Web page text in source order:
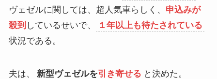
ヴェゼルに関しては、超人気車らしく、 申込みが
殺到 しているせいで、
１年以上も待たされている
状況である。
夫は、 新型ヴェゼルを引き寄せる と決めた。